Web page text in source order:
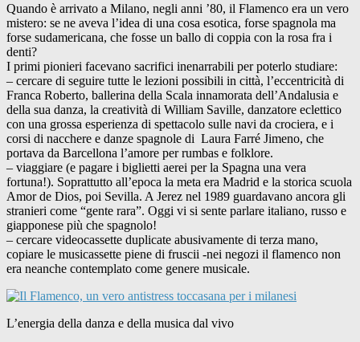
Quando è arrivato a Milano, negli anni ’80, il Flamenco era un vero
mistero: se ne aveva l’idea di una cosa esotica, forse spagnola ma
forse sudamericana, che fosse un ballo di coppia con la rosa fra i
denti?
I primi pionieri facevano sacrifici inenarrabili per poterlo studiare:
– cercare di seguire tutte le lezioni possibili in città, l’eccentricità di
Franca Roberto, ballerina della Scala innamorata dell’Andalusia e
della sua danza, la creatività di William Saville, danzatore eclettico
con una grossa esperienza di spettacolo sulle navi da crociera, e i
corsi di nacchere e danze spagnole di Laura Farré Jimeno, che
portava da Barcellona l’amore per rumbas e folklore.
– viaggiare (e pagare i biglietti aerei per la Spagna una vera
fortuna!). Soprattutto all’epoca la meta era Madrid e la storica scuola
Amor de Dios, poi Sevilla. A Jerez nel 1989 guardavano ancora gli
stranieri come “gente rara”. Oggi vi si sente parlare italiano, russo e
giapponese più che spagnolo!
– cercare videocassette duplicate abusivamente di terza mano,
copiare le musicassette piene di fruscii -nei negozi il flamenco non
era neanche contemplato come genere musicale.
L’energia della danza e della musica dal vivo